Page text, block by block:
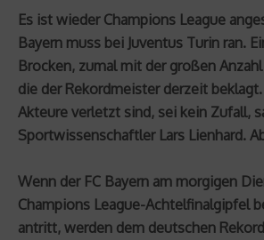
Es ist wieder Champions League
Bayern muss bei Juventus Turin ran.
Brocken, zumal mit der großen
die der Rekordmeister derzeit
Akteure verletzt sind, sei kein Zufall,
Sportwissenschaftler Lars Lienhard.
Wenn der FC Bayern am morgigen
Champions League-Achtelfinalgipfel
antritt, werden dem deutschen